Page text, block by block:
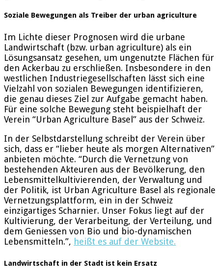
Soziale Bewegungen als Treiber der urban agriculture
Im Lichte dieser Prognosen wird die urbane
Landwirtschaft (bzw. urban agriculture) als ein
Lösungsansatz gesehen, um ungenutzte Flächen für
den Ackerbau zu erschließen. Insbesondere in den
westlichen Industriegesellschaften lässt sich eine
Vielzahl von sozialen Bewegungen identifizieren,
die genau dieses Ziel zur Aufgabe gemacht haben.
Für eine solche Bewegung steht beispielhaft der
Verein “Urban Agriculture Basel” aus der Schweiz.
In der Selbstdarstellung schreibt der Verein über
sich, dass er “lieber heute als morgen Alternativen”
anbieten möchte. “Durch die Vernetzung von
bestehenden Akteuren aus der Bevölkerung, den
Lebensmittelkultivierenden, der Verwaltung und
der Politik, ist Urban Agriculture Basel als regionale
Vernetzungsplattform, ein in der Schweiz
einzigartiges Scharnier. Unser Fokus liegt auf der
Kultivierung, der Verarbeitung, der Verteilung, und
dem Geniessen von Bio und bio-dynamischen
Lebensmitteln.”, heißt es auf der Website.
Landwirtschaft in der Stadt ist kein Ersatz